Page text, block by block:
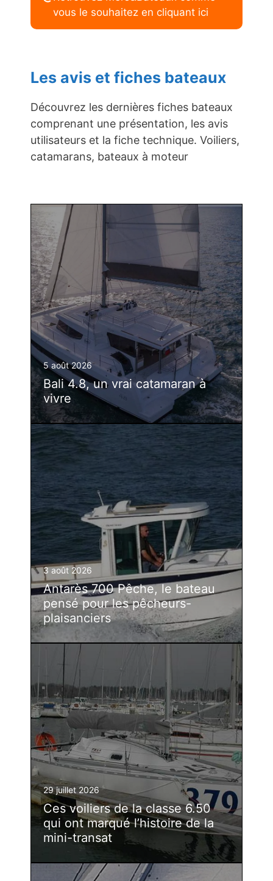
vous le souhaitez en cliquant ici
Les avis et fiches bateaux
Découvrez les dernières fiches bateaux
comprenant une présentation, les avis
utilisateurs et la fiche technique. Voiliers,
catamarans, bateaux à moteur
5 août 2026
Bali 4.8, un vrai catamaran à
vivre
3 août 2026
Antarès 700 Pêche, le bateau
pensé pour les pêcheurs-
plaisanciers
29 juillet 2026
Ces voiliers de la classe 6.50
qui ont marqué l’histoire de la
mini-transat